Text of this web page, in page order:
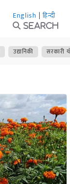
English | हिन्दी
Search
उद्यानिकी सरकारी